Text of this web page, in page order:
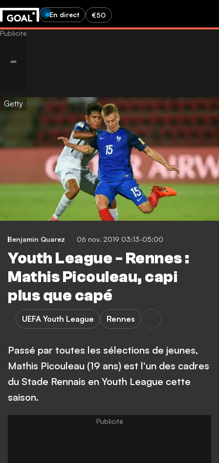
En direct €50
Getty
Benjamin Quarez 06 nov. 2019 03:13-05:00
Youth League - Rennes :
Mathis Picouleau, capi
plus que capé
UEFA Youth League Rennes
Passé par toutes les sélections de jeunes,
Mathis Picouleau (19 ans) est l'un des cadres
du Stade Rennais en Youth League cette
saison.